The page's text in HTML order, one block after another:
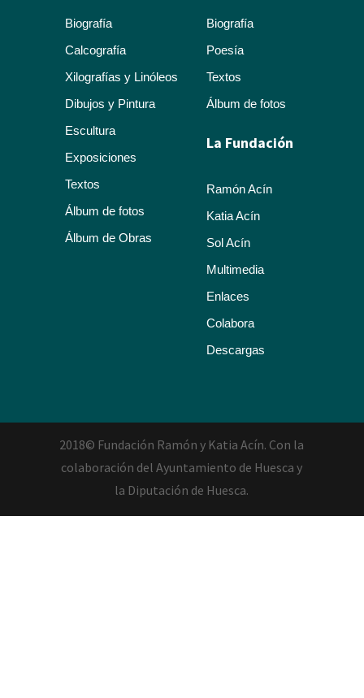
Escultura
Exposiciones
Textos
Álbum de fotos
Álbum de Obras
La Fundación
Katia Acín
Multimedia
Enlaces
2018© Fundación Ramón y Katia Acín. Con la